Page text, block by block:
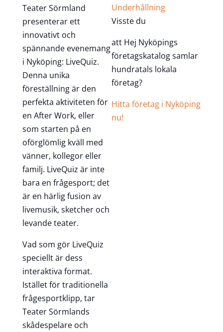
Teater Sörmland
presenterar ett
innovativt och
spännande evenemang
i Nyköping: LiveQuiz.
Denna unika
föreställning är den
perfekta aktiviteten för
en After Work, eller
som starten på en
oförglömlig kväll med
vänner, kollegor eller
familj. LiveQuiz är inte
bara en frågesport; det
är en härlig fusion av
livemusik, sketcher och
levande teater.
Vad som gör LiveQuiz
speciellt är dess
interaktiva format.
Istället för traditionella
frågesportklipp, tar
Teater Sörmlands
skådespelare och
Underhållning
Visste du
att Hej Nyköpings
företagskatalog samlar
hundratals lokala
företag?
Hitta företag i Nyköping
nu!